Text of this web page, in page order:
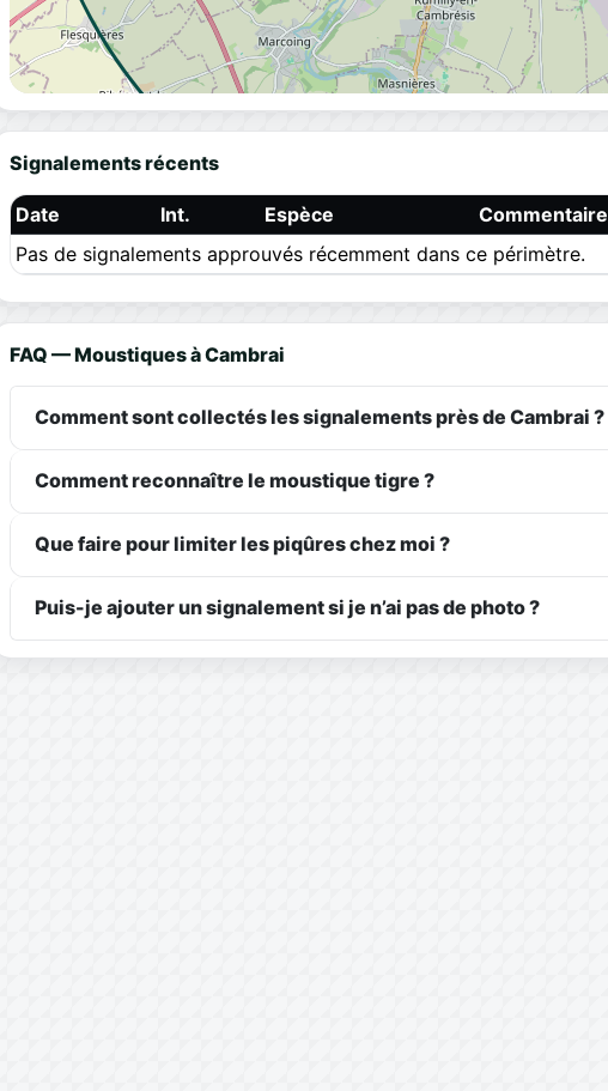
Signalements récents
Date Int. Espèce Commentaire
Pas de signalements approuvés récemment dans ce périmètre.
FAQ — Moustiques à Cambrai
Comment sont collectés les signalements près de Cambrai ?
Comment reconnaître le moustique tigre ?
Que faire pour limiter les piqûres chez moi ?
Puis-je ajouter un signalement si je n’ai pas de photo ?